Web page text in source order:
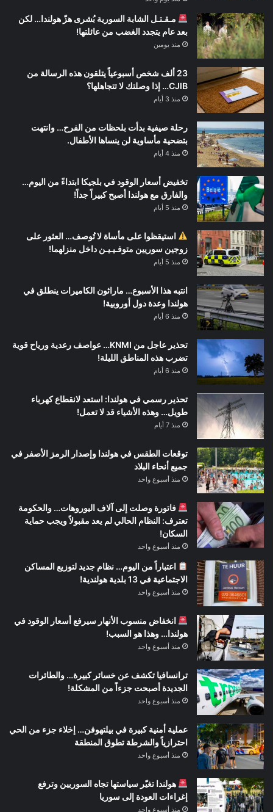
مـقـتـل الشابة السورية بُشرى هزّ هولندا… لكن
بعد عام يتجدد الغضب من عائلتها!
منذ يومين
23 ألف شخص أسبوعياً يتلقون هذه الرسالة من
CJIB… إذا وصلتك لا تتجاهلها؟
منذ 3 أيام
رحلة صيفية بدأت بلحظات من الفرح… وانتهت
بتضحية مأساوية لن ينساها الأطفال.
منذ 4 أيام
تخفيض أسعار الوقود في بلجيكا ابتداءً من اليوم…
والفارق مع هولندا أصبح كبيراً جداً!
منذ 5 أيام
استيقظوا على مأساة لا تُوصف… العثور على
زوجين سوريين متوفـيـيـن داخل منزلهما!
منذ 5 أيام
انتبه هذا الأسبوع… ماراثون الكاميرات ينطلق في
هولندا وعدة دول أوروبية!
منذ 6 أيام
تحذير عاجل من KNMI… عواصف رعدية ورياح قوية
تضرب هذه المناطق الليلة!
منذ 6 أيام
تحذير رسمي في هولندا: استعد لانقطاع كهرباء
طويل… وهذه الأشياء قد لا تعمل!
منذ 7 أيام
توقعات الطقس في هولندا وإصدار الرمز الأصفر في
جميع أنحاء البلاد
منذ أسبوع واحد
فاتورة وصلت إلى آلاف اليوروهات… والحكومة
تعترف: النظام الحالي لم يعد مقبولاً ويجب حماية
السكان!
منذ أسبوع واحد
اعتباراً من اليوم… نظام جديد لتوزيع المساكن
الاجتماعية في 13 بلدية هولندية!
منذ أسبوع واحد
انخفاض منسوب الأنهار سيرفع أسعار الوقود في
هولندا… وهذا هو السبب!
منذ أسبوع واحد
ترانسافيا تكشف عن خسائر كبيرة… والطائرات
الجديدة أصبحت جزءاً من المشكلة!
منذ أسبوع واحد
عملية أمنية كبيرة في بيلتهوفن… إخلاء جزء من الحي
احترازياً والشرطة تطوق المنطقة
منذ أسبوع واحد
هولندا تغيّر سياستها تجاه السوريين وترفع
إغراءات العودة إلى سوريا
منذ أسبوع واحد